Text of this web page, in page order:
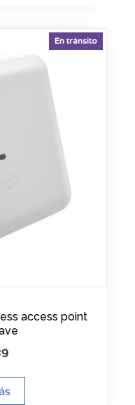
En tránsito
access point